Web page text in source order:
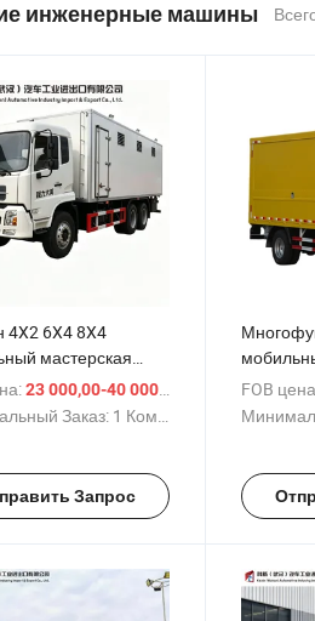
инженерные машины
4X2 6X4 8X4
мастерская
Техническое
грузовик
ремонт грузовик
транспортное
23 000,00-40 000,00 $
/ Комплект
Заказ: 1 Комплект
Запрос
FOB